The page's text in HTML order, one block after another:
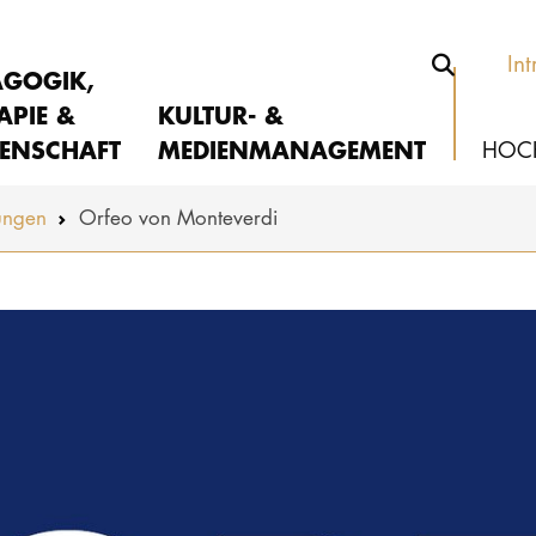
&
KULTUR- &
MEDIENMANAGEMENT
Orfeo von Monteverdi